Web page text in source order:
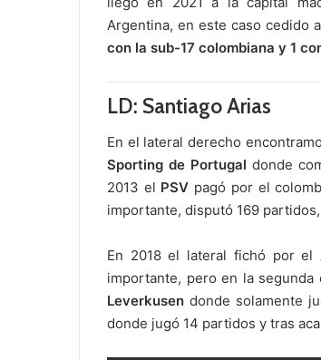
Argentina, en este caso cedido a
con la sub-17 colombiana y 1
LD: Santiago Arias
En el lateral derecho
Sporting de Portugaldonde
2013 el PSV pagó por el
importante, disputó 169
En 2018 el lateral fichó por el
importante, pero en la
Leverkusendonde solamente
donde jugó 14 partidos y tras